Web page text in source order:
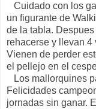
Cuidado con los
un figurante de
de la tabla.
rehacerse y llevan 4
Vienen de perder
el pellejo en el
Los mallorquines
Felicidades
jornadas sin ganar.